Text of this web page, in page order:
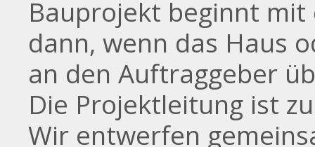
Bauprojekt beginnt
dann, wenn das Haus
an den Auftraggeber
Die Projektleitung ist
Wir entwerfen